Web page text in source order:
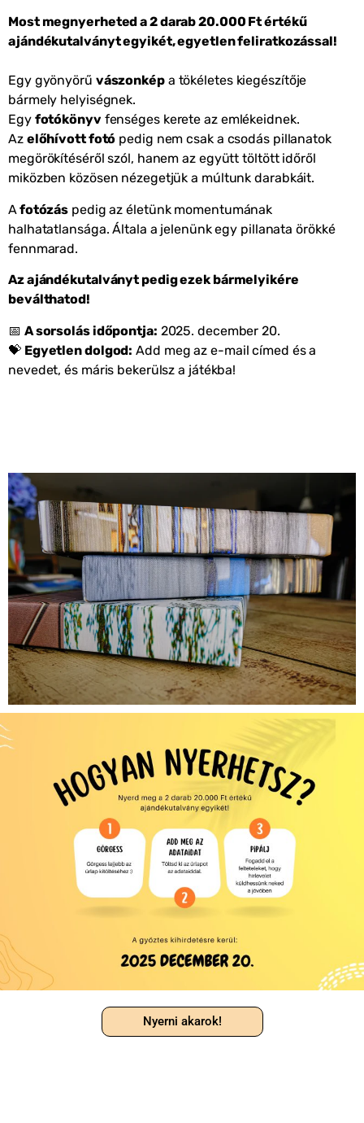
Most megnyerheted a 2 darab 20.000 Ft értékű
ajándékutalványt egyikét, egyetlen feliratkozással!
Egy gyönyörű vászonképa tökéletes kiegészítője
bármely helyiségnek.
Egy fotókönyv fenséges kerete az emlékeidnek.
Az előhívott fotó pedig nem csak a csodás pillanatok
megörökítéséről szól, hanem az együtt töltött időről
miközben közösen nézegetjük a múltunk darabkáit.
A fotózás pedig az életünk momentumának
halhatatlansága. Általa a jelenünk egy pillanata örökké
fennmarad.
Az ajándékutalványt pedig ezek bármelyikére
beválthatod!
📅 A sorsolás időpontja: 2025. december 20.
💝 Egyetlen dolgod: Add meg az e-mail címed és a
nevedet, és máris bekerülsz a játékba!
Nyerni akarok!